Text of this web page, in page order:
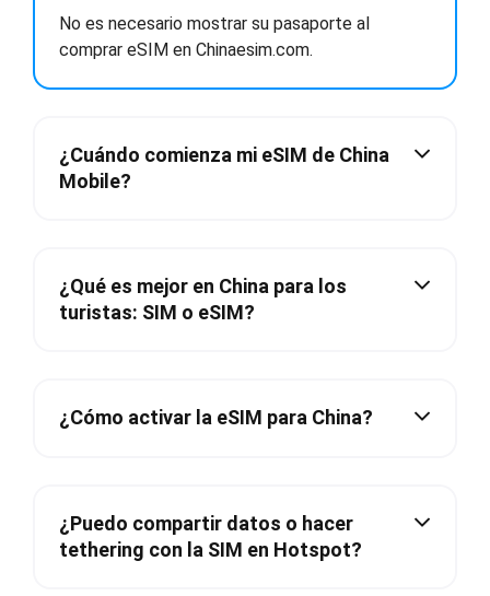
No es necesario mostrar su pasaporte al
comprar eSIM en Chinaesim.com.
¿Cuándo comienza mi eSIM de China
Mobile?
¿Qué es mejor en China para los
turistas: SIM o eSIM?
¿Cómo activar la eSIM para China?
¿Puedo compartir datos o hacer
tethering con la SIM en Hotspot?